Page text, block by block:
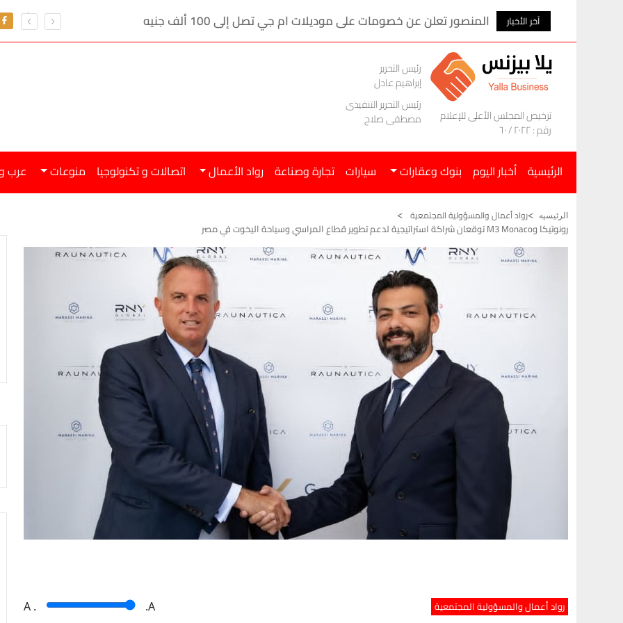
آخر الأخبار المنصور تعلن عن خصومات على موديلات ام جي تصل إلى 100 ألف جنيه
ترخيص المجلس الأعلى للإعلام
رقم : ٢٠٢٢ / ٦٠
رئيس التحرير
إبراهيم عادل
رئيس التحرير التنفيذى
مصطفى صلاح
الرئيسية أخبار اليوم بنوك وعقارات سيارات تجارة وصناعة رواد الأعمال اتصالات و تكنولوجيا منوعات عرب
الرئيسيه رواد أعمال والمسؤولية المجتمعية
رونوتيكا وM3 Monaco توقعان شراكة استراتيجية لدعم تطوير قطاع المراسي وسياحة اليخوت في مصر
رواد أعمال والمسؤولية المجتمعية A . .A